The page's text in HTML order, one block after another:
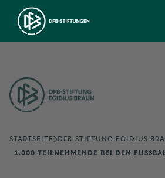
STARTSEITE
DFB-STIFTUNG EGIDIUS
1.000 TEILNEHMENDE BEI DEN